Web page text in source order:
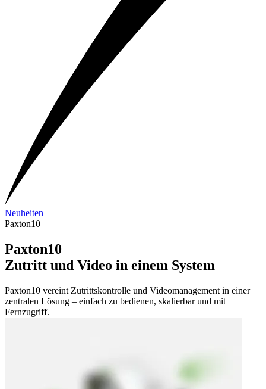
Neuheiten
Paxton10
Paxton10
Zutritt und Video in einem System
Paxton10 vereint Zutrittskontrolle und Videomanagement in einer
zentralen Lösung – einfach zu bedienen, skalierbar und mit
Fernzugriff.